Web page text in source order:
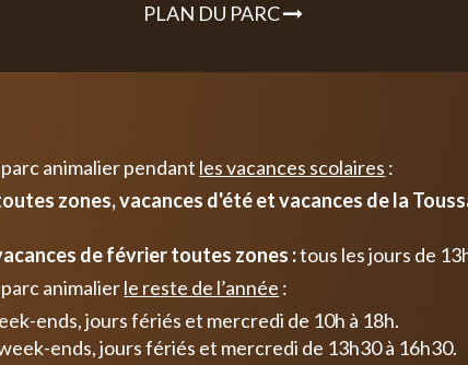
PLAN DU PARC
animalier pendant les vacances scolaires :
zones, vacances d'été et vacances de la
de février toutes zones :tous les jours de
animalierle reste de l’année :
ends, jours fériés et mercredi de 10h à 18h.
ends, jours fériés et mercredi de 13h30 à 16h30.